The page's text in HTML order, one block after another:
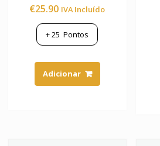
€25.90 IVA Incluído
+25 Pontos
Adicionar